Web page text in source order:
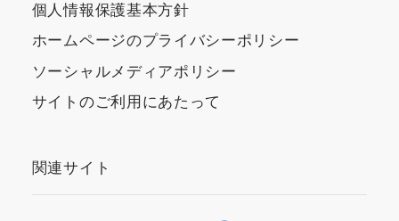
個人情報保護基本方針
ホームページのプライバシーポリシー
ソーシャルメディアポリシー
サイトのご利用にあたって
関連サイト